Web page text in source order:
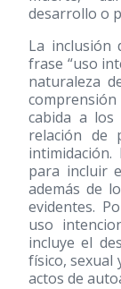
desarrollo o
La inclusión
frase “uso
naturaleza
comprensión
cabida a
relación de
para incluir
además de
evidentes.
uso
incluye el
físico, sexual
actos de